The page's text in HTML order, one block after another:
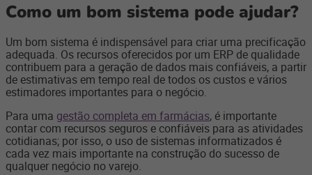
Como um bom sistema pode ajudar?
Um bom sistema é indispensável para criar uma precificação
adequada. Os recursos oferecidos por um ERP de qualidade
contribuem para a geração de dados mais confiáveis, a partir
de estimativas em tempo real de todos os custos e vários
estimadores importantes para o negócio.
Para uma gestão completa em farmácias, é importante
contar com recursos seguros e confiáveis para as atividades
cotidianas; por isso, o uso de sistemas informatizados é
cada vez mais importante na construção do sucesso de
qualquer negócio no varejo.